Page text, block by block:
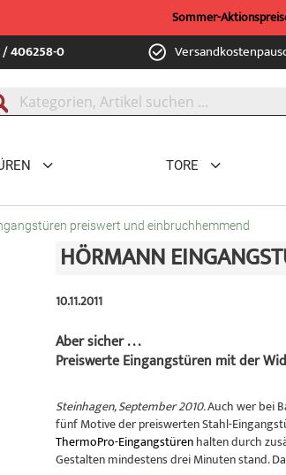
Sommer-
406258-0
TORE
preiswert und einbruchhemmend
HÖRMANN
10.11.2011
Aber sicher . . .
Preiswerte Eingangstüren mit der
Steinhagen, September 2010.Auch wer bei
fünf Motive der preiswerten Stahl-
ThermoPro-Eingangstürenhalten durch
Gestalten mindestens drei Minuten stand.